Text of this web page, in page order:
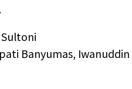
Sultoni
Banyumas, Iwanuddin